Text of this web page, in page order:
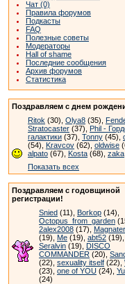
Чат (0)
Правила форумов
Подкасты
FAQ
Полезные советы
Модераторы
Hall of shame
Последние сообщения
Архив форумов
Статистика
Поздравляем с днем
Ritok (30), Olya8 (35),
Stratocaster (37), Phil -
галактики (37), Tonny (45),
(54), Kravcov (62), oldwise
alpato (67), Kosta (68), zaka
Показать всех
Поздравляем с годовщиной
регистрации!
Snied (11), Borkop (14),
Octopus_from_garden
2alex2008 (17),
(19), Me (19), abt52 (19),
Seralvin (19), DISCO
COMMANDER (20),
(22), sexuality itself (22),
(23), one of YOU (24),
(24)